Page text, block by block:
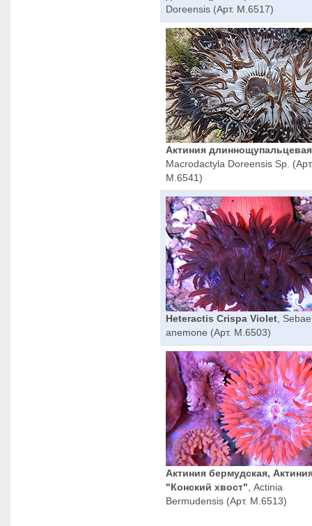
Doreensis (Арт. M.6517)
Актиния длиннощупальцевая
Macrodactyla Doreensis Sp.
M.6541)
Heteractis Crispa Violet , Sebae
anemone (Арт. M.6503)
Актиния бермудская,
"Конский хвост" , Actinia
Bermudensis (Арт. M.6513)